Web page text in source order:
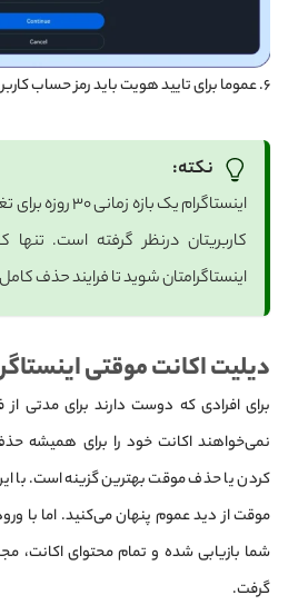
۶. عموما برای تایید هویت باید رمز حساب کاربری را دوباره وارد نمایید.
نکته:
اینستاگرام یک
کاربریتان درنظر گرفته است. تنها
اینستاگرامتان شوید تا فرایند حذف
دیلیت اکانت موقتی
برای افرادی که دوست دارند برای مدتی از
کردن یا حذف موقت بهترین گزینه است. با
موقت از دید عموم پنهان می‌کنید. اما با
شما بازیابی شده و تمام محتوای اکانت،
گرفت.